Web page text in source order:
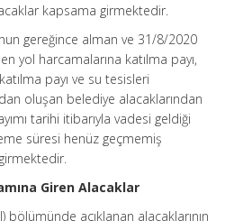
kapsama girmektedir.
gereğince alman ve 31/8/2020
yol harcamalarına katılma payı,
payı ve su tesisleri
oluşan belediye alacaklarından
tarihi itibarıyla vadesi geldiği
süresi henüz geçmemiş
Giren Alacaklar
bölümünde açıklanan alacaklarının